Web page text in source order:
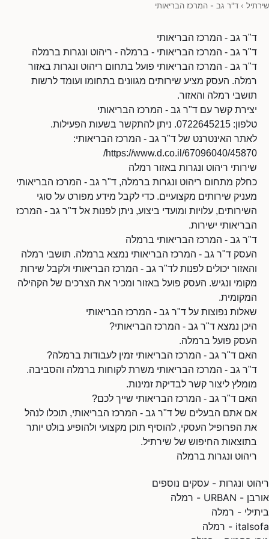
שירתיל › ד"ר גב - המרכז הבריאותי
ד"ר גב - המרכז הבריאותי
ד"ר גב - המרכז הבריאותי - ברמלה - ריהוט ונגרות ברמלה
ד"ר גב - המרכז הבריאותי פועל בתחום ריהוט ונגרות באזור
רמלה. העסק מציע שירותים מגוונים בתחומו ועומד לרשות
תושבי רמלה והאזור.
יצירת קשר עם ד"ר גב - המרכז הבריאותי
טלפון: 0722645215. ניתן להתקשר בשעות הפעילות.
לאתר האינטרנט של ד"ר גב - המרכז הבריאותי:
https://www.d.co.il/67096040/45870/
שירותי ריהוט ונגרות באזור רמלה
כחלק מתחום ריהוט ונגרות ברמלה, ד"ר גב - המרכז הבריאותי
מעניק שירותים מקצועיים. כדי לקבל מידע מפורט על סוגי
השירותים, עלויות ומועדי ביצוע, ניתן לפנות אל ד"ר גב - המרכז
הבריאותי ישירות.
ד"ר גב - המרכז הבריאותי ברמלה
העסק ד"ר גב - המרכז הבריאותי נמצא ברמלה. תושבי רמלה
והאזור יכולים לפנות לד"ר גב - המרכז הבריאותי ולקבל שירות
מקומי ונגיש. העסק פועל באזור ומכיר את הצרכים של הקהילה
המקומית.
שאלות נפוצות על ד"ר גב - המרכז הבריאותי
היכן נמצא ד"ר גב - המרכז הבריאותי?
העסק פועל ברמלה.
האם ד"ר גב - המרכז הבריאותי זמין לעבודות ברמלה?
ד"ר גב - המרכז הבריאותי משרת לקוחות ברמלה והסביבה.
מומלץ ליצור קשר לבדיקת זמינות.
האם ד"ר גב - המרכז הבריאותי שייך לכם?
אם אתם הבעלים של ד"ר גב - המרכז הבריאותי, תוכלו לנהל
את הפרופיל העסקי, להוסיף תוכן מקצועי ולהופיע בולט יותר
בתוצאות החיפוש של שירתיל.
ריהוט ונגרות ברמלה
ריהוט ונגרות - עסקים נוספים
אורבן - URBAN - רמלה
ביתילי - רמלה
italsofa - רמלה